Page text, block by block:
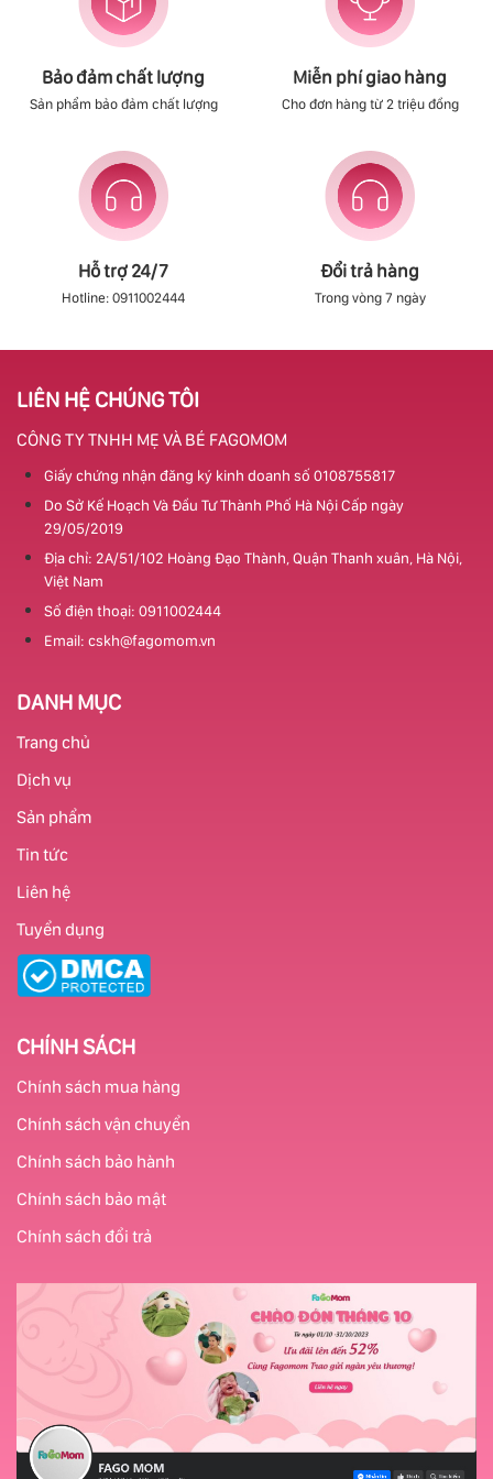
Bảo đảm chất lượng
Sản phẩm bảo đảm chất lượng
Miễn phí giao hàng
Cho đơn hàng từ 2 triệu đồng
Hỗ trợ 24/7
Hotline: 0911002444
Đổi trả hàng
Trong vòng 7 ngày
LIÊN HỆ CHÚNG TÔI
CÔNG TY TNHH MẸ VÀ BÉ FAGOMOM
Giấy chứng nhận đăng ký kinh doanh số 0108755817
Do Sở Kế Hoạch Và Đầu Tư Thành Phố Hà Nội Cấp ngày
29/05/2019
Địa chỉ: 2A/51/102 Hoàng Đạo Thành, Quận Thanh xuân, Hà Nội,
Việt Nam
Số điện thoại: 0911002444
Email: cskh@fagomom.vn
DANH MỤC
Trang chủ
Dịch vụ
Sản phẩm
Tin tức
Liên hệ
Tuyển dụng
CHÍNH SÁCH
Chính sách mua hàng
Chính sách vận chuyển
Chính sách bảo hành
Chính sách bảo mật
Chính sách đổi trả